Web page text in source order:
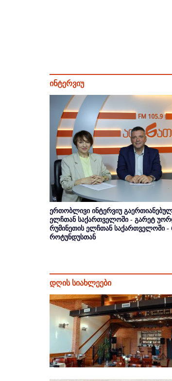
ინტერვიუ
ერთობლივი ინტერვიუ
ელჩთან საქართველოში - გარეტ
რუმინეთის ელჩთან საქართველოში -
როტუნდუსთან
დღის სიახლეები